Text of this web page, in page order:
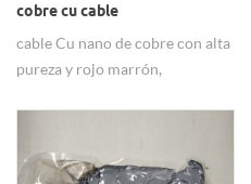
cobre cu cable
cable Cu nano de cobre con alta
pureza y rojo marrón,